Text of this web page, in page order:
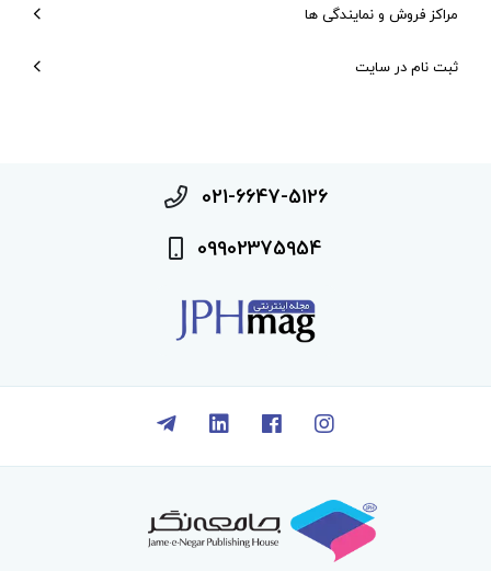
مراکز فروش و نمایندگی ها
ثبت نام در سایت
021-6647-5126
09902375954